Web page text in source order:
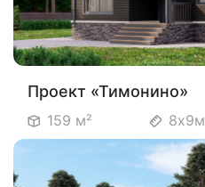
Проект «Тимонино»
159 м² 8х9м